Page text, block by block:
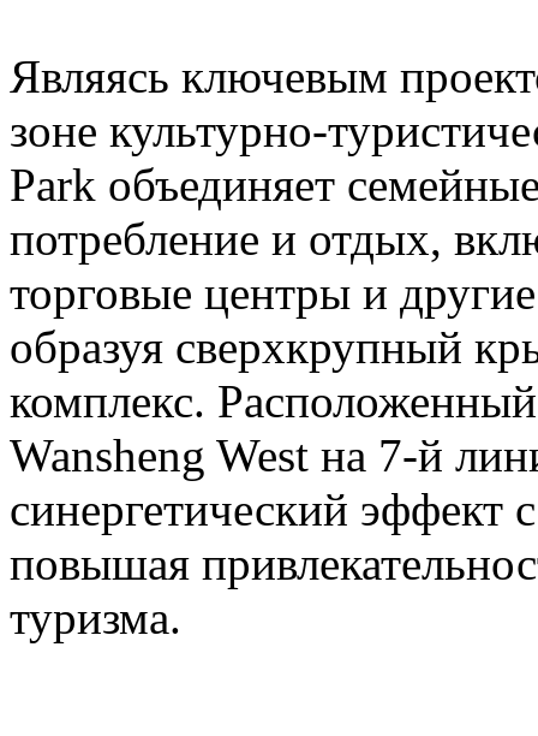
Являясь ключевым
зоне культурно-
Park объединяет
потребление и отдых,
торговые центры и
образуя сверхкрупный
комплекс.
Wansheng West на 7-й
синергетический эффект
повышая
туризма.